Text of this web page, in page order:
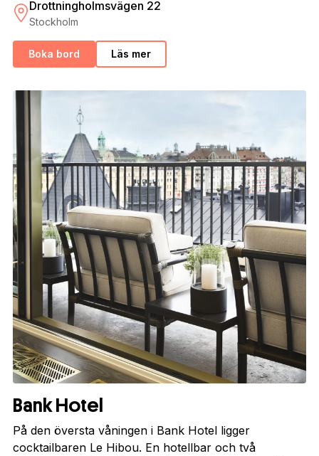
Drottningholmsvägen 22
Stockholm
Boka bord Läs mer
Bank Hotel
På den översta våningen i Bank Hotel ligger
cocktailbaren Le Hibou. En hotellbar och två